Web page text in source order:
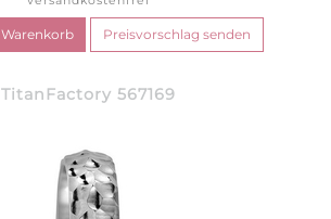
TitanFactory 567169